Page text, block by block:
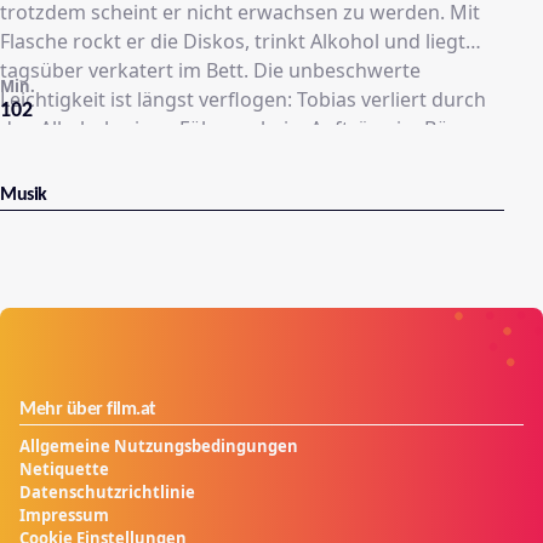
trotzdem scheint er nicht erwachsen zu werden. Mit
Flasche rockt er die Diskos, trinkt Alkohol und liegt
tagsüber verkatert im Bett. Die unbeschwerte
Leichtigkeit ist längst verflogen: Tobias verliert durch
den Alkohol seinen Führerschein, Aufträge im Büro,
seinen Kindern. Als Tobias die Erkenntnis kommt, sich
von Flasche trennen zu müssen ist es lange schon zu
102
Min.
Musik
Mehr über film.at
Allgemeine Nutzungsbedingungen
Netiquette
Datenschutzrichtlinie
Impressum
Cookie Einstellungen